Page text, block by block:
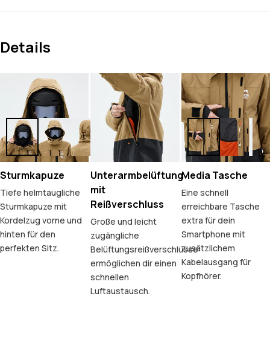
Details
Sturmkapuze
Tiefe helmtaugliche
Sturmkapuze mit
Kordelzug vorne und
hinten für den
perfekten Sitz.
Unterarmbelüftung
mit
Reißverschluss
Große und leicht
zugängliche
Belüftungsreißverschlüsse
ermöglichen dir einen
schnellen
Luftaustausch.
Media Tasche
Eine schnell
erreichbare Tasche
extra für dein
Smartphone mit
zusätzlichem
Kabelausgang für
Kopfhörer.